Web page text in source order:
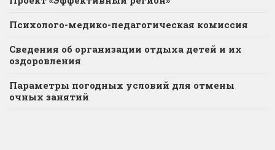
Психолого-медико-педагогическая комиссия
Сведения об организации отдыха детей и их
оздоровления
Параметры погодных условий для отмены
очных занятий